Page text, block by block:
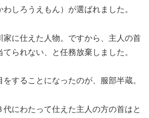
しろうえもん）が選ばれました。
家に仕えた人物。ですから、主人の首
られない、と任務放棄しました。
することになったのが、服部半蔵。
代にわたって仕えた主人の方の首はと